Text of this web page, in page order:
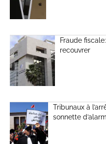
Fraude
recouvrer
Tribunaux à
sonnette